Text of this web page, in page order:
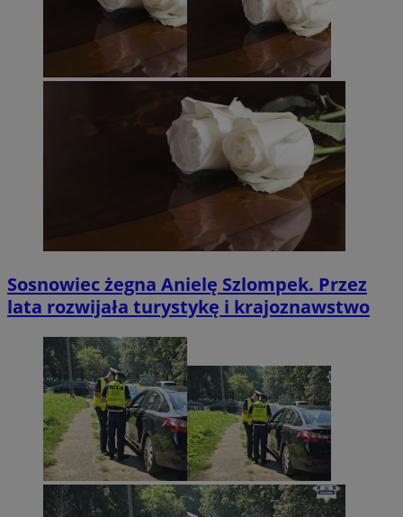
Sosnowiec żegna Anielę Szlompek. Przez
lata rozwijała turystykę i krajoznawstwo